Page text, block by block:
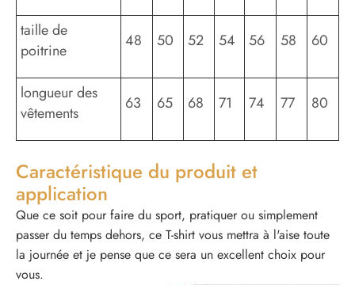
taille de
poitrine
48 50 52 54 56 58 60
longueur des
vêtements
63 65 68 71 74 77 80
Caractéristique du produit et
application
Que ce soit pour faire du sport, pratiquer ou simplement
passer du temps dehors, ce T-shirt vous mettra à l'aise toute
la journée et je pense que ce sera un excellent choix pour
vous.